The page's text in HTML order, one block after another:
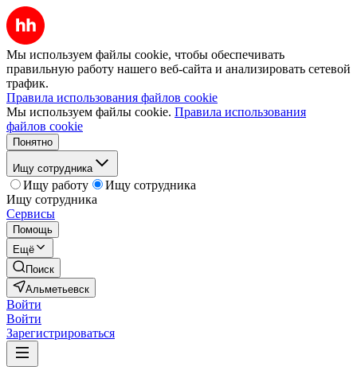
Мы используем файлы cookie, чтобы обеспечивать
правильную работу нашего веб-сайта и анализировать сетевой
трафик.
Правила использования файлов cookie
Мы используем файлы cookie. Правила использования
файлов cookie
Понятно
Ищу сотрудника
Ищу работу
Ищу сотрудника
Ищу сотрудника
Сервисы
Помощь
Ещё
Поиск
Альметьевск
Войти
Войти
Зарегистрироваться